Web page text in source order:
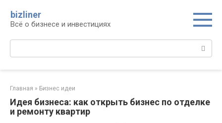
контенту
bizliner
Всё о бизнесе и инвестициях
Поиск:
Главная » Бизнес идеи
Идея бизнеса: как открыть бизнес по отделке
и ремонту квартир